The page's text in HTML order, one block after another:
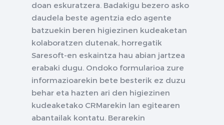
doan eskuratzera. Badakigu bezero asko
daudela beste agentzia edo agente
batzuekin beren higiezinen kudeaketan
kolaboratzen dutenak, horregatik
Saresoft-en eskaintza hau abian jartzea
erabaki dugu. Ondoko formularioa zure
informazioarekin bete besterik ez duzu
behar eta hazten ari den higiezinen
kudeaketako CRMarekin lan egitearen
abantailak kontatu. Berarekin